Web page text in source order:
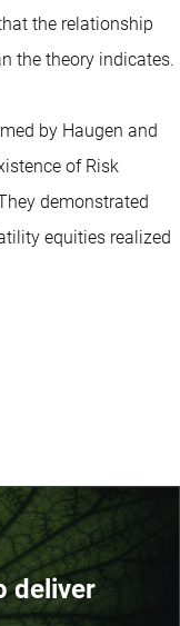
the relationship
the theory indicates.
by Haugen and
of Risk
demonstrated
equities realized
deliver